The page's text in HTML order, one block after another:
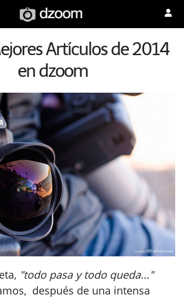
Artículos de 2014
en dzoom
"todo pasa y todo queda..."
después de una intensa